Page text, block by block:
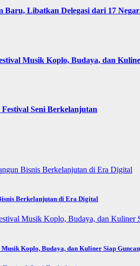
Baru, Libatkan Delegasi dari 17
Musik Koplo, Budaya, dan
Seni Berkelanjutan
Berkelanjutan di Era Digital
Koplo, Budaya, dan Kuliner Siap